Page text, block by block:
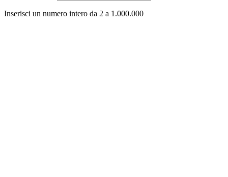
Inserisci un numero intero da 2 a 1.000.000